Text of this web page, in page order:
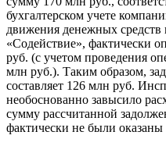
бухгалтерском учете
движения денежных
«Содействие», фактически
руб. (с учетом проведения
млн руб.). Таким образом,
составляет 126 млн руб.
необоснованно завысило
сумму рассчитанной
фактически не были